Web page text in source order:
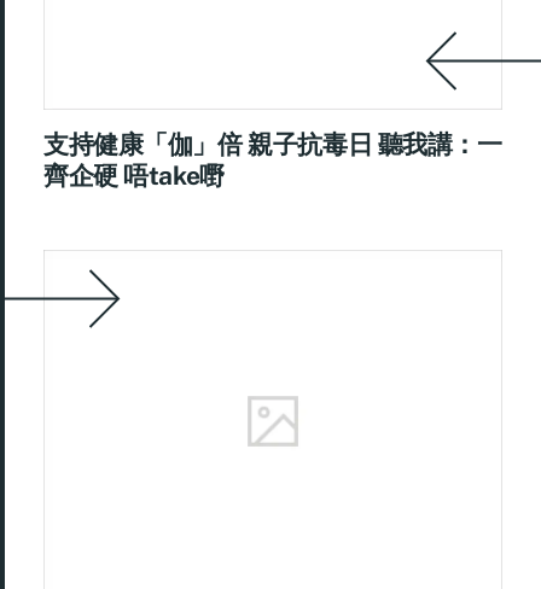
支持健康「伽」倍 親子抗毒日 聽我講：一
齊企硬 唔take嘢